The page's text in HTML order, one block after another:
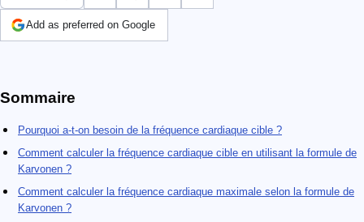
Add as preferred on Google
Sommaire
Pourquoi a-t-on besoin de la fréquence cardiaque cible ?
Comment calculer la fréquence cardiaque cible en utilisant la formule de
Karvonen ?
Comment calculer la fréquence cardiaque maximale selon la formule de
Karvonen ?